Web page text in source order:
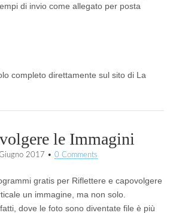
di invio come allegato per posta
completo direttamente sul sito di La
le Immagini
2017 • 0 Comments
gratis per Riflettere e capovolgere
un immagine, ma non solo.
dove le foto sono diventate file è più